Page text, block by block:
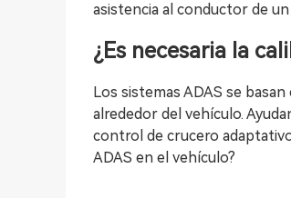
asistencia al conductor de
¿Es necesaria la
Los sistemas ADAS se
alrededor del vehículo.
control de crucero
ADAS en el vehículo?